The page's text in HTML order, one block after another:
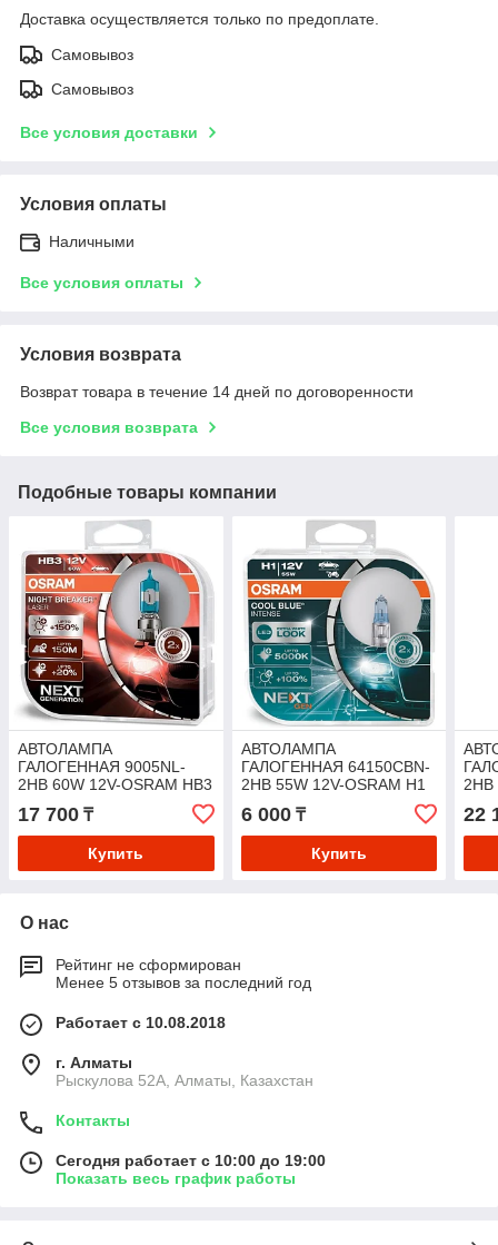
Доставка осуществляется только по предоплате.
Самовывоз
Самовывоз
Все условия доставки
Условия оплаты
Наличными
Все условия оплаты
Условия возврата
Возврат товара в течение 14 дней по договоренности
Все условия возврата
Подобные товары компании
АВТОЛАМПА
ГАЛОГЕННАЯ 9005NL-
2HB 60W 12V-OSRAM HB3
17 700 ₸
Купить
АВТОЛАМПА
ГАЛОГЕННАЯ 64150CBN-
2HB 55W 12V-OSRAM H1
6 000₸
Купить
2HB
22
О нас
Рейтинг не сформирован
Менее 5 отзывов за последний год
Работает с 10.08.2018
г. Алматы
Рыскулова 52А, Алматы, Казахстан
Контакты
Сегодня работает с 10:00 до 19:00
Показать весь график работы